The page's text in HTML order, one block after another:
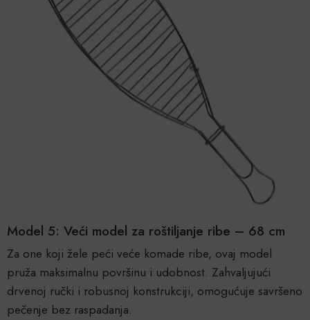
Model 5: Veći model za roštiljanje ribe – 68 cm
Za one koji žele peći veće komade ribe, ovaj model
pruža maksimalnu površinu i udobnost. Zahvaljujući
drvenoj ručki i robusnoj konstrukciji, omogućuje savršeno
pečenje bez raspadanja.